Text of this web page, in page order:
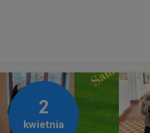
2
kwietnia